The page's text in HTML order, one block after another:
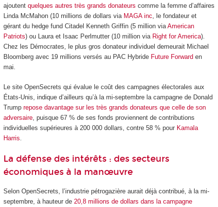
ajoutent quelques autres très grands donateurs comme la femme d’affaires
Linda McMahon (10 millions de dollars via MAGA inc, le fondateur et
gérant du hedge fund Citadel Kenneth Griffin (5 million viaAmerican
Patriots) ou Laura et Isaac Perlmutter (10 million via Right for America).
Chez les Démocrates, le plus gros donateur individuel demeurait Michael
Bloomberg avec 19 millions versés au PAC Hybride Future Forward en
mai.
Le site OpenSecrets qui évalue le coût des campagnes électorales aux
États-Unis, indique d’ailleurs qu’à la mi-septembre la campagne de Donald
Trump repose davantage sur les très grands donateurs que celle de son
adversaire, puisque 67 % de ses fonds proviennent de contributions
individuelles supérieures à 200 000 dollars, contre 58 % pour Kamala
Harris
La défense des intérêts : des secteurs
économiques à la manœuvre
Selon OpenSecrets, l’industrie pétrogazière aurait déjà contribué, à la mi-
septembre, à hauteur de 20,8 millions de dollars dans la campagne